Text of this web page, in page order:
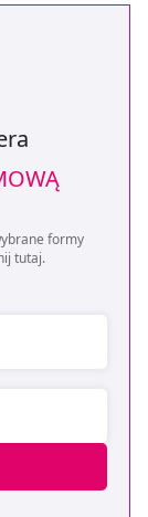
formy
tutaj.